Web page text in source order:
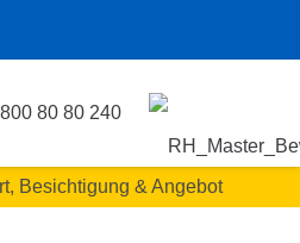
80 80 240
Besichtigung & Angebot